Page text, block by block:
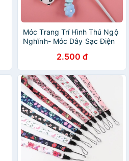
Móc Trang Trí Hình Thú Ngộ
Nghĩnh- Móc Dây Sạc Điện
2.500 đ